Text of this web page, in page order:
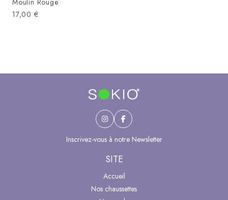
17,00 €
Inscrivez-vous à notre Newsletter
SITE
Accueil
Nos chaussettes